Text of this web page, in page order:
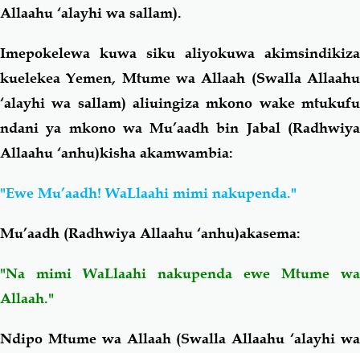
Allaahu ‘alayhi wa sallam).
Imepokelewa kuwa siku aliyokuwa akimsindikiza
kuelekea Yemen, Mtume wa Allaah (Swalla Allaahu
‘alayhi wa sallam) aliuingiza mkono wake mtukufu
ndani ya mkono wa Mu’aadh bin Jabal (Radhwiya
Allaahu ‘anhu)kisha akamwambia:
"Ewe Mu’aadh! WaLlaahi mimi nakupenda."
Mu’aadh (Radhwiya Allaahu ‘anhu)akasema:
"Na mimi WaLlaahi nakupenda ewe Mtume wa
Allaah."
Ndipo Mtume wa Allaah (Swalla Allaahu ‘alayhi wa